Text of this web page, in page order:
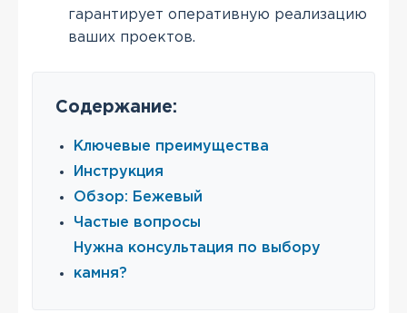
гарантирует оперативную реализацию
ваших проектов.
Содержание:
Ключевые преимущества
Инструкция
Обзор: Бежевый
Частые вопросы
Нужна консультация по выбору
камня?